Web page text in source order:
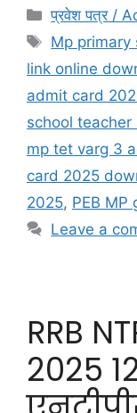
प्रवेश पत्र /
Mp
link online
admit card
school
mp tet varg 3
card 2025
2025, PEB MP
Leave a
RRB
2025